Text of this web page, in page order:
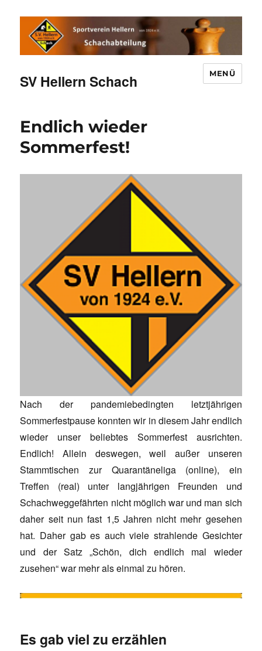
SV Hellern Schach MENÜ
Endlich wieder
Sommerfest!
Nach der pandemiebedingten letztjährigen
Sommerfestpause konnten wir in diesem Jahr endlich
wieder unser beliebtes Sommerfest ausrichten.
Endlich! Allein deswegen, weil außer unseren
Stammtischen zur Quarantäneliga (online), ein
Treffen (real) unter langjährigen Freunden und
Schachweggefährten nicht möglich war und man sich
daher seit nun fast 1,5 Jahren nicht mehr gesehen
hat. Daher gab es auch viele strahlende Gesichter
und der Satz „Schön, dich endlich mal wieder
zusehen“ war mehr als einmal zu hören.
Es gab viel zu erzählen